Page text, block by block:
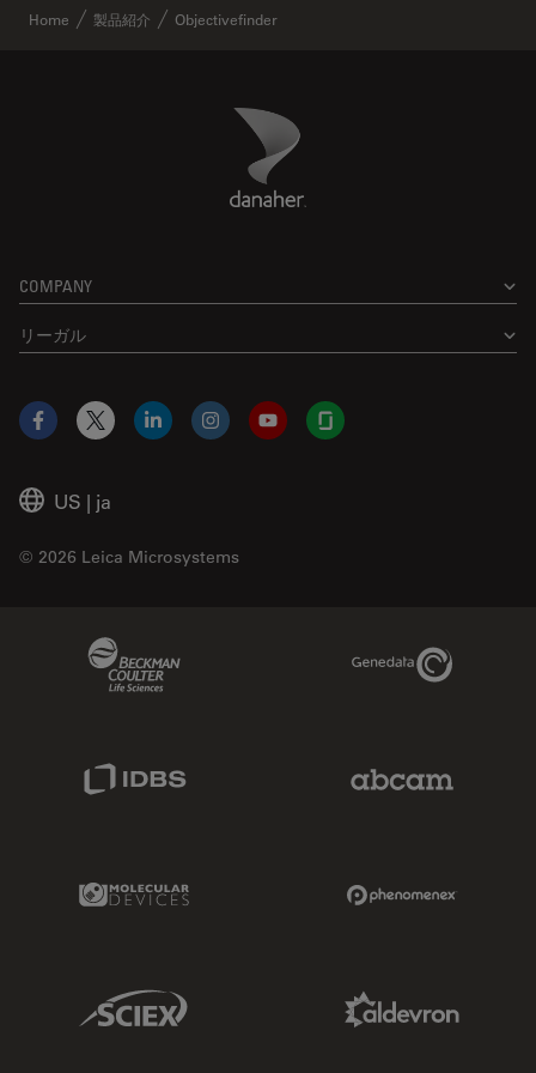
Home 製品紹介 Objectivefinder
Danaher Logo
COMPANY
リーガル
US | ja
© 2026 Leica Microsystems
Facebook
X LinkedInInstagramYouTubeGlassdoor
Genedata Link
Molecular Devices Link
Sciex Link